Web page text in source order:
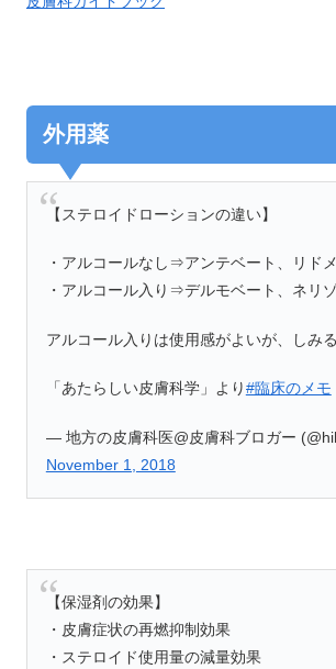
外用薬
【ステロイドローションの違い】
・アルコールなし⇒アンテベート、リド
・アルコール入り⇒デルモベート、ネリ
アルコール入りは使用感がよいが、しみ
「あたらしい皮膚科学」より#臨床のメモ
— 地方の皮膚科医@皮膚科ブロガー
November 1, 2018
【保湿剤の効果】
・皮膚症状の再燃抑制効果
・ステロイド使用量の減量効果